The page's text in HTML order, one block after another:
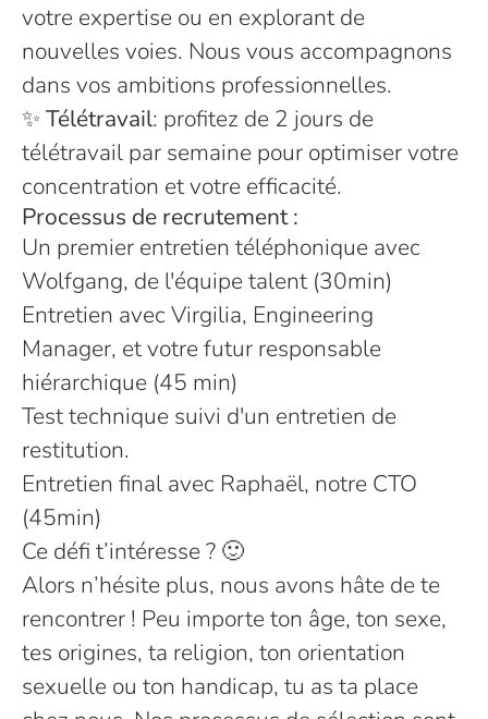
votre expertise ou en explorant de
nouvelles voies. Nous vous accompagnons
dans vos ambitions professionnelles.
✨ Télétravail: profitez de 2 jours de
télétravail par semaine pour optimiser votre
concentration et votre efficacité.
Processus de recrutement :
Un premier entretien téléphonique avec
Wolfgang, de l'équipe talent (30min)
Entretien avec Virgilia, Engineering
Manager, et votre futur responsable
hiérarchique (45 min)
Test technique suivi d'un entretien de
restitution.
Entretien final avec Raphaël, notre CTO
(45min)
Ce défi t’intéresse ? 🙂
Alors n’hésite plus, nous avons hâte de te
rencontrer ! Peu importe ton âge, ton sexe,
tes origines, ta religion, ton orientation
sexuelle ou ton handicap, tu as ta place